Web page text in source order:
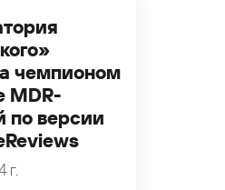
чемпионом
MDR-
по версии
г.